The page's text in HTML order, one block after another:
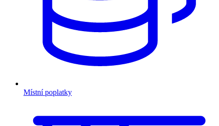
Místní poplatky